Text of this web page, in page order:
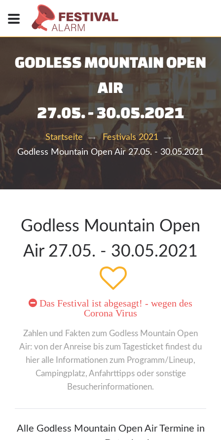
GODLESS MOUNTAIN OPEN
AIR
27.05. - 30.05.2021
Startseite
Festivals 2021
Godless Mountain Open Air 27.05. - 30.05.2021
Godless Mountain Open
Air 27.05. - 30.05.2021
Das Festival ist abgesagt! - wegen des
Corona Virus
Zahlen und Fakten zum Godless Mountain Open
Air: von der Anreise bis zum Tagesticket findest du
hier alle Informationen zum Programm/Lineup,
Campingplatz, Anfahrttipps oder sonstige
Besucherinformationen.
Alle Godless Mountain Open Air Termine in